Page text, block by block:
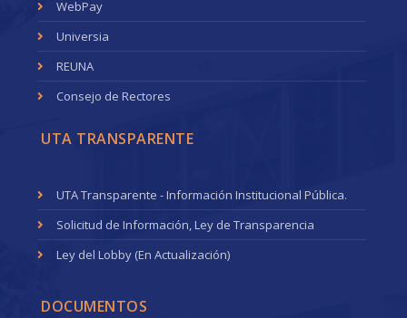
WebPay
Universia
REUNA
Consejo de Rectores
UTA TRANSPARENTE
UTA Transparente - Información Institucional Pública.
Solicitud de Información, Ley de Transparencia
Ley del Lobby (En Actualización)
DOCUMENTOS